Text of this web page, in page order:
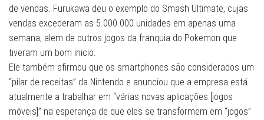
de vendas. Furukawa deu o exemplo do Smash Ultimate, cujas
vendas excederam as 5.000.000 unidades em apenas uma
semana, alem de outros jogos da franquia do Pokemon que
tiveram um bom inicio.
Ele também afirmou que os smartphones são considerados um
“pilar de receitas” da Nintendo e anunciou que a empresa está
atualmente a trabalhar em “várias novas aplicações [jogos
móveis]” na esperança de que eles se transformem em “jogos”